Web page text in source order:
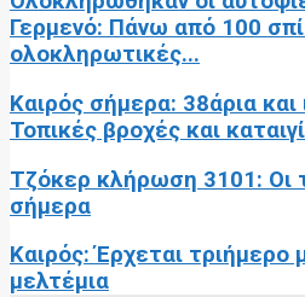
Γερμενό: Πάνω από 100
ολοκληρωτικές...
Καιρός σήμερα: 38άρια και
Τοπικές βροχές και
Τζόκερ κλήρωση 3101: Οι
σήμερα
Καιρός: Έρχεται τριήμερο
μελτέμια